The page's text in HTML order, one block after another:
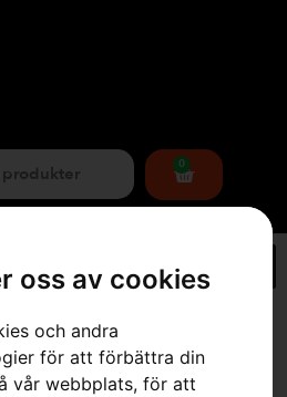
oss av cookies
och andra
för att förbättra din
vår webbplats, för att
0
122R